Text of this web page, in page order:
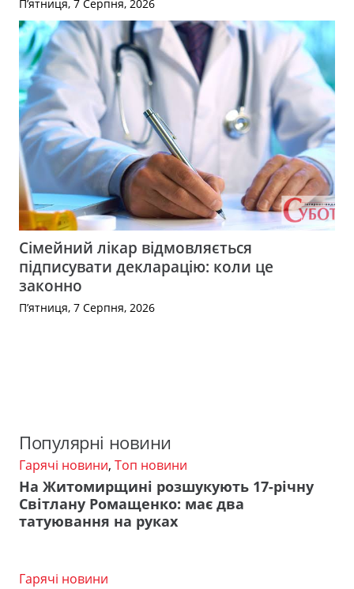
П’ятниця, 7 Серпня, 2026
Сімейний лікар відмовляється
підписувати декларацію: коли це
законно
П’ятниця, 7 Серпня, 2026
Популярні новини
Гарячі новини, Топ новини
На Житомирщині розшукують 17-річну
Світлану Ромащенко: має два
татуювання на руках
Гарячі новини